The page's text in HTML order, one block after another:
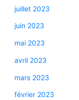
juillet 2023
juin 2023
mai 2023
avril 2023
mars 2023
février 2023